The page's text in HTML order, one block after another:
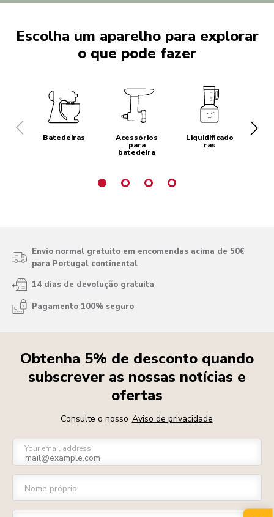
Escolha um aparelho para explorar
o que pode fazer
Batedeiras Acessórios
para
batedeira
Liquidificado
ras
Envio normal gratuito em encomendas acima de 50€
para Portugal continental
14 dias de devolução gratuita
Pagamento 100% seguro
Obtenha 5% de desconto quando
subscrever as nossas notícias e
ofertas
Consulte o nosso Aviso de privacidade
Your email address
Nome próprio